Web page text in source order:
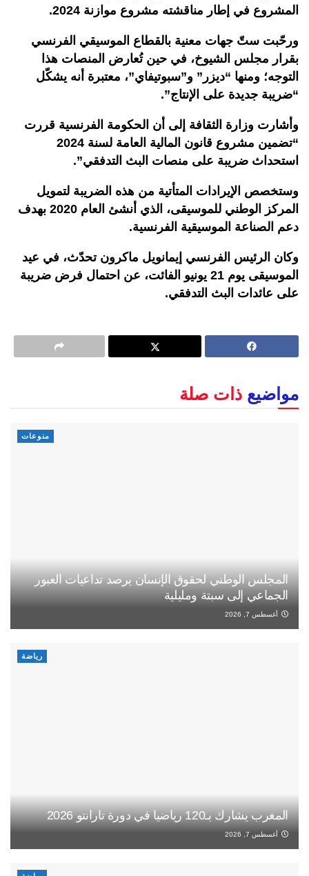
المشروع في إطار مناقشته مشروع موازنة 2024.
ورحّبت ستّ جهات معنية بالقطاع الموسيقي الفرنسي
بقرار مجلس الشيوخ، في حين تُعارض المنصات هذا
التوجه؛ ومنها “ديزر” و”سبوتيفاي”، معتبرة أنه يشكّل
“ضريبة جديدة على الإنتاج”.
وأشارت وزارة الثقافة إلى أن الحكومة الفرنسية قررت
“تضمين مشروع قانون المالية العامة لسنة 2024
استحداث ضريبة على منصات البث التدفقي”.
وستخصص الإيرادات المتأتية من هذه الضريبة لتمويل
المركز الوطني للموسيقى، الذي أنشئ العام 2020 بهدف
دعم الصناعة الموسيقية الفرنسية.
وكان الرئيس الفرنسي إيمانويل ماكرون تحدّث، في عيد
الموسيقى يوم 21 يونيو الفائت، عن احتمال فرض ضريبة
على عائدات البث التدفقي.
مواضيع ذات صلة
منوعات
المجلس الوطني لحقوق الإنسان يرصد تداعيات العبور
الجماعي إلى سبتة ومليلية
أغسطس 7, 2026
رياضة
المغرب يشارك بـ120 رياضيا في دورة تارانتو 2026
أغسطس 7, 2026